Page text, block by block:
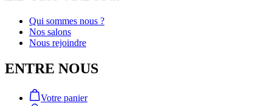
Qui sommes nous ?
Nos salons
Nous rejoindre
ENTRE NOUS
Votre panier